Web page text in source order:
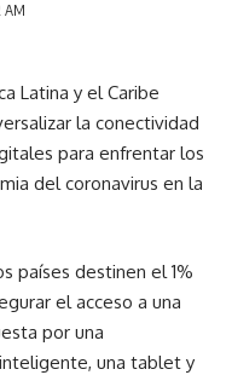
AM
Latina y el Caribe
la conectividad
para enfrentar los
del coronavirus en la
países destinen el 1%
el acceso a una
por una
una tablet y